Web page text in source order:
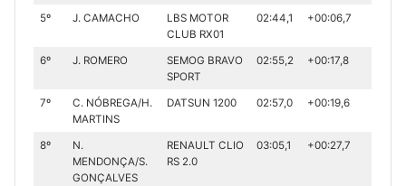
5º J. CAMACHO
LBS MOTOR
CLUB RX01
02:44,1 +00:06,7
6º J. ROMERO
SEMOG BRAVO
SPORT
02:55,2 +00:17,8
7º
C. NÓBREGA/H.
MARTINS
DATSUN 1200 02:57,0 +00:19,6
8º
N.
MENDONÇA/S.
GONÇALVES
RENAULT CLIO
RS 2.0
03:05,1 +00:27,7